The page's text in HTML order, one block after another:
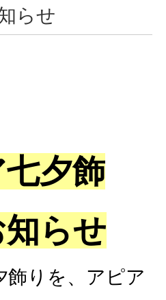
らせ
七夕飾
知らせ
飾りを、アピア